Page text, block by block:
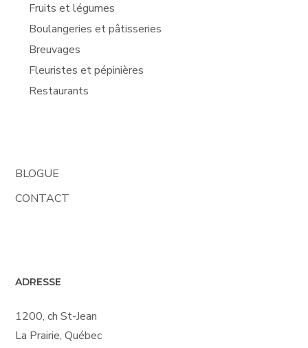
Fruits et légumes
Boulangeries et pâtisseries
Breuvages
Fleuristes et pépinières
Restaurants
BLOGUE
CONTACT
ADRESSE
1200, ch St-Jean
La Prairie, Québec